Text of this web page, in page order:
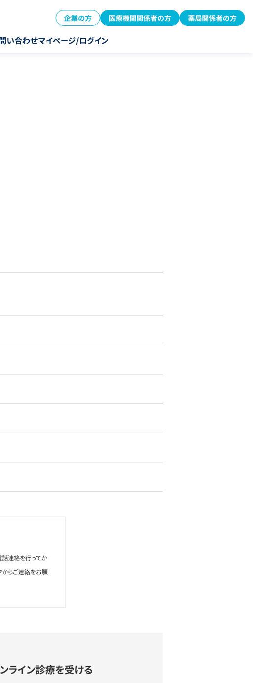
企業の方 医療機関関係者の方 薬局関係者の方
い合わせマイページ/ログイン
連絡を行ってか
からご連絡をお願
ライン診療を受ける